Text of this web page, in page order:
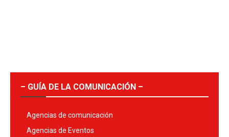
– GUÍA DE LA COMUNICACIÓN –
Agencias de comunicación
Agencias de Eventos